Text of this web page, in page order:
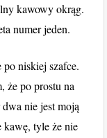
kawowy okrąg.
numer jeden.
niskiej szafce.
że po prostu na
nie jest moją
kawę, tyle że nie